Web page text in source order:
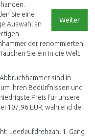
Weiter
Sie eine
Auswahl an
der renommierten
Sie ein in die Welt
sind in
Ihren Bedürfnissen und
Preis für unsere
107,96 EUR, während der
Leerlaufdrehzahl 1. Gang